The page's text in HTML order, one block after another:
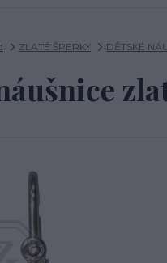
ZLATÉ ŠPERKY DĚTSKÉ